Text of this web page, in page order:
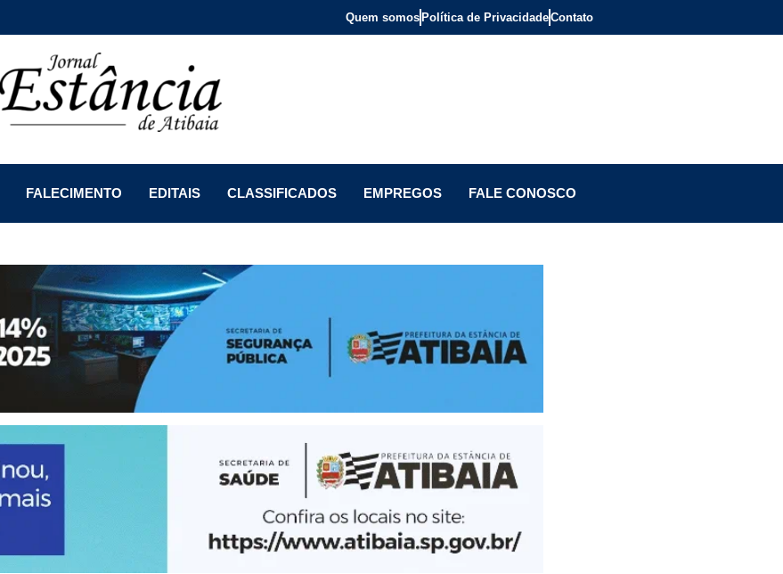
Quem somos Política de PrivacidadeContato
FALECIMENTO EDITAIS CLASSIFICADOS EMPREGOS FALE CONOSCO